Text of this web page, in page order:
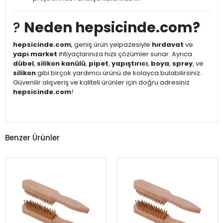
? Neden hepsicinde.com?
hepsicinde.com, geniş ürün yelpazesiyle hırdavat ve
yapı market ihtiyaçlarınıza hızlı çözümler sunar. Ayrıca
dübel, silikon kanülü, pipet, yapıştırıcı, boya, sprey, ve
silikongibi birçok yardımcı ürünü de kolayca bulabilirsiniz.
Güvenilir alışveriş ve kaliteli ürünler için doğru adresiniz
hepsicinde.com!
Benzer Ürünler